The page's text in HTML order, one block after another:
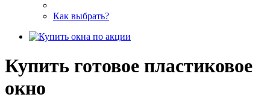
Как выбрать?
Купить готовое пластиковое
окно